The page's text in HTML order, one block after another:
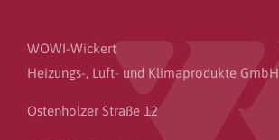
WOWI-Wickert
Heizungs-, Luft- und Klimaprodukte GmbH
Ostenholzer Straße 12